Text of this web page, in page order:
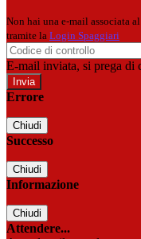
Non hai una e-mail associata
tramite la Login Spaggiari
E-mail inviata, si prega di
Errore
Chiudi
Successo
Chiudi
Informazione
Chiudi
Attendere...